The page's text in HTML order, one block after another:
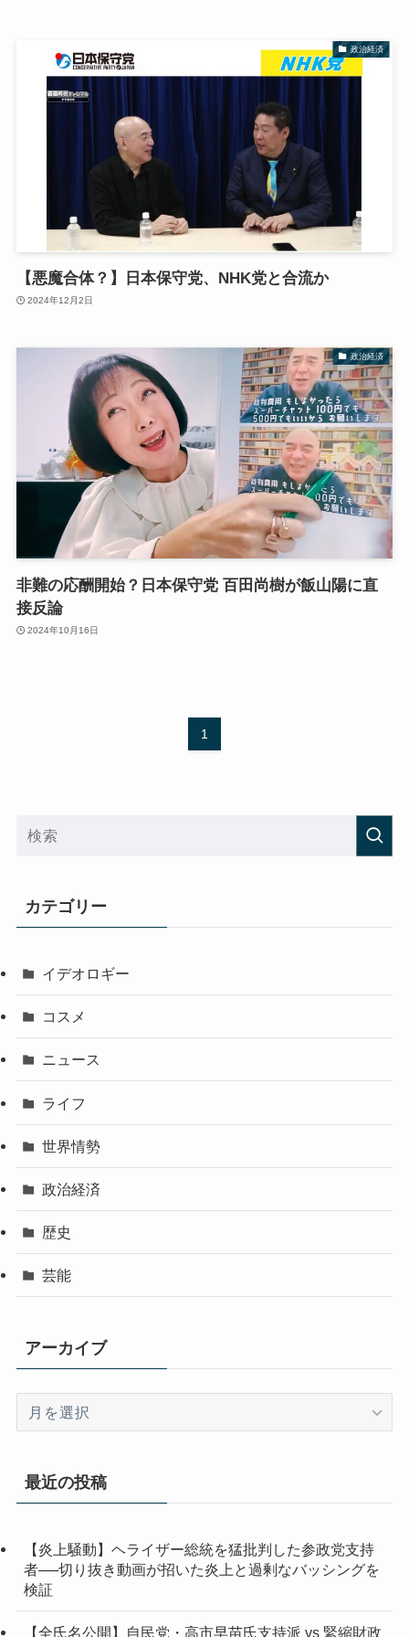
政治経済
【悪魔合体？】日本保守党、NHK党と合流か
2024年12月2日
政治経済
非難の応酬開始？日本保守党 百田尚樹が飯山陽に直
接反論
2024年10月16日
1
カテゴリー
イデオロギー
コスメ
ニュース
ライフ
世界情勢
政治経済
歴史
芸能
アーカイブ
イ
最近の投稿
【炎上騒動】ヘライザー総統を猛批判した参政党支持
者──切り抜き動画が招いた炎上と過剰なバッシングを
検証
【全氏名公開】自民党・高市早苗氏支持派 vs 緊縮財政